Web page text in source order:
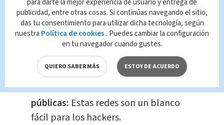
3. Evite abrir enlaces sospechosos:
Muchas veces, los fraudes comienzan
con un simple clic en un enlace
engañoso.
4. No se conecte a redes Wi-Fi
públicas: Estas redes son un blanco
fácil para los hackers.
para darte la mejor experiencia de usuario y entrega de
publicidad, entre otras cosas. Si continúas navegando el sitio,
das tu consentimiento para utilizar dicha tecnología, según
nuestra Política de cookies . Puedes cambiar la configuración
en tu navegador cuando gustes.
QUIERO SABER MÁS ESTOY DE ACUERDO